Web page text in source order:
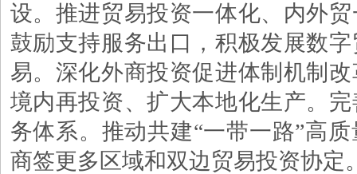
设。推进贸易投资一体化、内外
鼓励支持服务出口，积极发展数
易。深化外商投资促进体制机制
境内再投资、扩大本地化生产。
务体系。推动共建“一带一路”高
商签更多区域和双边贸易投资协定